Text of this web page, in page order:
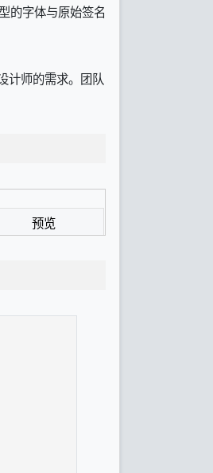
的字体与原始签名
计师的需求。团队
预览